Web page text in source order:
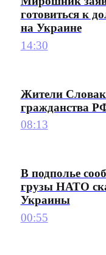
готовиться к
на Украине
14:30
Жители
гражданства
08:13
В подполье
грузы НАТО
Украины
00:55